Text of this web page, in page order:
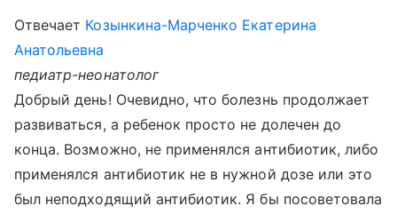
Отвечает Козынкина-Марченко Екатерина
Анатольевна
педиатр-неонатолог
Добрый день! Очевидно, что болезнь продолжает
развиваться, а ребенок просто не долечен до
конца. Возможно, не применялся антибиотик, либо
применялся антибиотик не в нужной дозе или это
был неподходящий антибиотик. Я бы посоветовала